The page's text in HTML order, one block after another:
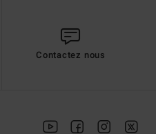
Contactez nous